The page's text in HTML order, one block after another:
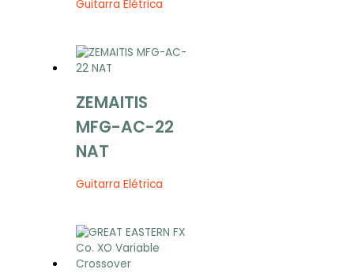
Guitarra Elétrica
ZEMAITIS
MFG-AC-22
NAT
Guitarra Elétrica